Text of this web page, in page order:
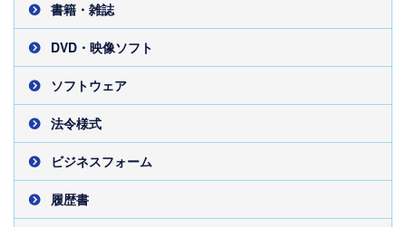
書籍・雑誌
DVD・映像ソフト
ソフトウェア
法令様式
ビジネスフォーム
履歴書